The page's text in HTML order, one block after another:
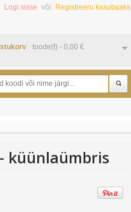
toode(t) - 0,00 €
Logi sisse või Registreeru kasutajaks
küünlaümbris